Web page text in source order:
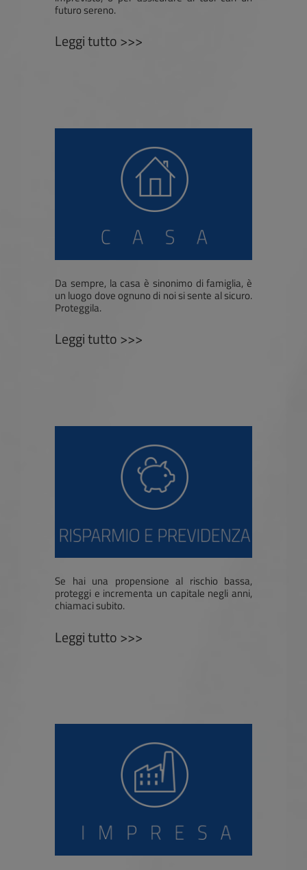
futuro sereno.
Leggi tutto >>>
Da sempre, la casa è sinonimo di famiglia, è
un luogo dove ognuno di noi si sente al sicuro.
Proteggila.
Leggi tutto >>>
Se hai una propensione al rischio bassa,
proteggi e incrementa un capitale negli anni,
chiamaci subito.
Leggi tutto >>>